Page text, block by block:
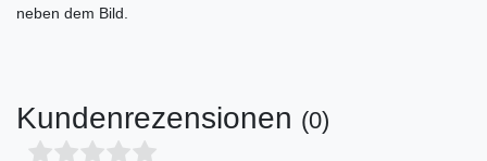
neben dem Bild.
Kundenrezensionen (0)